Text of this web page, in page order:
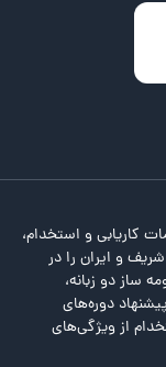
کاریابی و استخدام،
و ایران را در
ساز دو زبانه،
دوره‌های
از ویژگی‌های